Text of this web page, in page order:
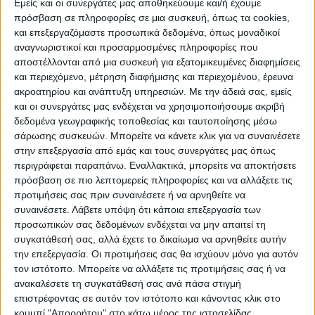
Εμείς και οι συνεργάτες μας αποθηκεύουμε και/ή έχουμε
πρόσβαση σε πληροφορίες σε μια συσκευή, όπως τα cookies,
και επεξεργαζόμαστε προσωπικά δεδομένα, όπως μοναδικοί
αναγνωριστικοί και προσαρμοσμένες πληροφορίες που
αποστέλλονται από μια συσκευή για εξατομικευμένες διαφημίσεις
και περιεχόμενο, μέτρηση διαφήμισης και περιεχομένου, έρευνα
ακροατηρίου και ανάπτυξη υπηρεσιών. Με την άδειά σας, εμείς
και οι συνεργάτες μας ενδέχεται να χρησιμοποιήσουμε ακριβή
δεδομένα γεωγραφικής τοποθεσίας και ταυτοποίησης μέσω
σάρωσης συσκευών. Μπορείτε να κάνετε κλικ για να συναινέσετε
στην επεξεργασία από εμάς και τους συνεργάτες μας όπως
περιγράφεται παραπάνω. Εναλλακτικά, μπορείτε να αποκτήσετε
πρόσβαση σε πιο λεπτομερείς πληροφορίες και να αλλάξετε τις
προτιμήσεις σας πριν συναινέσετε ή να αρνηθείτε να
συναινέσετε. Λάβετε υπόψη ότι κάποια επεξεργασία των
προσωπικών σας δεδομένων ενδέχεται να μην απαιτεί τη
συγκατάθεσή σας, αλλά έχετε το δικαίωμα να αρνηθείτε αυτήν
την επεξεργασία. Οι προτιμήσεις σας θα ισχύουν μόνο για αυτόν
τον ιστότοπο. Μπορείτε να αλλάξετε τις προτιμήσεις σας ή να
ανακαλέσετε τη συγκατάθεσή σας ανά πάσα στιγμή
επιστρέφοντας σε αυτόν τον ιστότοπο και κάνοντας κλικ στο
• Τρομερό σασπένς στον τελικό με πέντε
γκολ και χορταστικό θέαμα. Αλλαγή για τον
ΑΟ Σελλάνων ο Γεωργαντζάς στη θέση του
Αντωνάκου. Κίνηση από τον Λάμπρο
Καλογεράκη για να ενισχύσει την επίθεση
ΓΚΟΟΟΟΟΛ! Ο Ατρόμητος κάνει το 2-3
στο 73′ με κεφαλιά του Λόζου που
εξελίσσεται σε μεγάλο πρωταγωνιστή!!!
• Ο Ατρόμητος είναι τώρα αυτός που δίνει
τον ρυθμό
• Σε λεπτές ισορροπίες πλέον το ντέρμπι με
το 2-2 να παραμένει ενώ πάμε για το 70′